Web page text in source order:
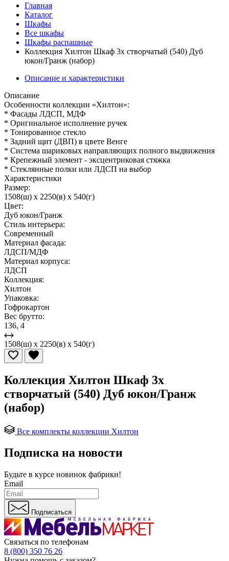
Главная
Каталог
Шкафы
Все шкафы
Шкафы распашные
Коллекция Хилтон Шкаф 3х створчатый (540) Дуб
юкон/Гранж (набор)
Описание и характеристики
Описание
Особенности коллекции «Хилтон»:
* Фасады ЛДСП, МДФ
* Оригинальное исполнение ручек
* Тонированное стекло
* Задний щит (ДВП) в цвете Венге
* Система шариковых направляющих полного выдвижения
* Крепежный элемент - эксцентриковая стяжка
* Стеклянные полки или ЛДСП на выбор
Характеристики
Размер:
1508(ш) x 2250(в) x 540(г)
Цвет:
Дуб юкон/Гранж
Стиль интерьера:
Современный
Материал фасада:
ЛДСП/МДФ
Материал корпуса:
ЛДСП
Коллекция:
Хилтон
Упаковка:
Гофрокартон
Вес брутто:
136, 4
1508(ш) x 2250(в) x 540(г)
Коллекция Хилтон Шкаф 3х
створчатый (540) Дуб юкон/Гранж
(набор)
Все комплекты коллекции Хилтон
Подписка на новости
Будьте в курсе новинок фабрики!
Email
Подписаться
Связаться по телефонам
8 (800) 350 76 26